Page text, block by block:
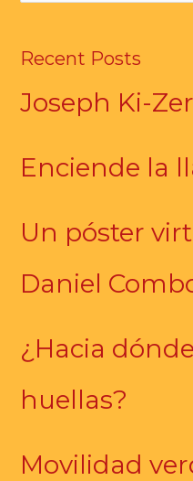
Recent Posts
Joseph Ki-
Enciende la
Un póster
Daniel
¿Hacia
huellas?
Movilidad